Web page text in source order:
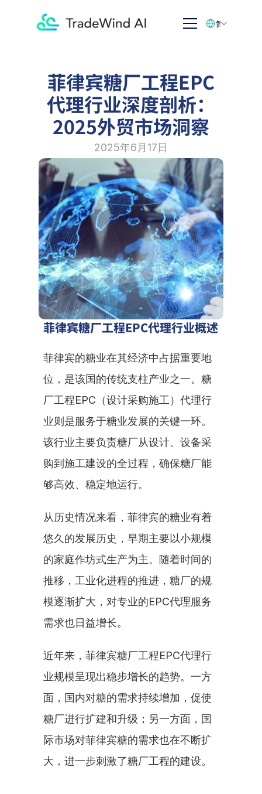
菲律宾糖厂工程EPC
代理行业深度剖析：
2025外贸市场洞察
2025年6月17日
菲律宾糖厂工程EPC代理行业概述
菲律宾的糖业在其经济中占据重要地
位，是该国的传统支柱产业之一。糖
厂工程EPC（设计采购施工）代理行
业则是服务于糖业发展的关键一环。
该行业主要负责糖厂从设计、设备采
购到施工建设的全过程，确保糖厂能
够高效、稳定地运行。
从历史情况来看，菲律宾的糖业有着
悠久的发展历史，早期主要以小规模
的家庭作坊式生产为主。随着时间的
推移，工业化进程的推进，糖厂的规
模逐渐扩大，对专业的EPC代理服务
需求也日益增长。
近年来，菲律宾糖厂工程EPC代理行
业规模呈现出稳步增长的趋势。一方
面，国内对糖的需求持续增加，促使
糖厂进行扩建和升级；另一方面，国
际市场对菲律宾糖的需求也在不断扩
大，进一步刺激了糖厂工程的建设。
简体中文